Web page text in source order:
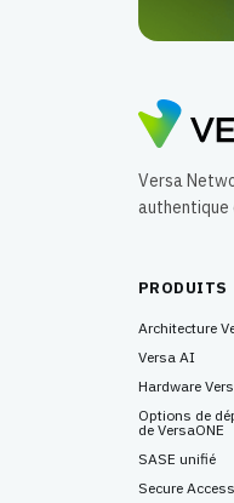
Versa
authentique
PRODUITS
Architecture
Versa AI
Hardware
Options de
de VersaONE
SASE unifié
Secure